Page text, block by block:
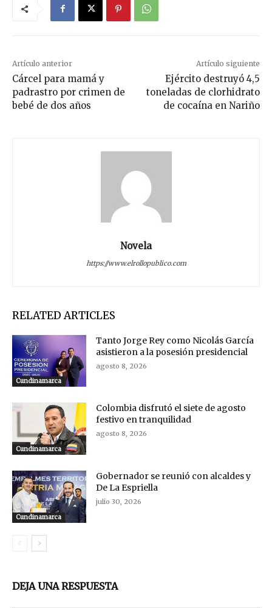
Artículo anterior
Cárcel para mamá y
padrastro por crimen de
bebé de dos años
Artículo siguiente
Ejército destruyó 4,5
toneladas de clorhidrato
de cocaína en Nariño
Novela
https://www.elrollopublico.com
RELATED ARTICLES
Cundinamarca
Tanto Jorge Rey como Nicolás García
asistieron a la posesión presidencial
agosto 8, 2026
Cundinamarca
Colombia disfrutó el siete de agosto
festivo en tranquilidad
agosto 8, 2026
Cundinamarca
Gobernador se reunió con alcaldes y
De La Espriella
julio 30, 2026
DEJA UNA RESPUESTA